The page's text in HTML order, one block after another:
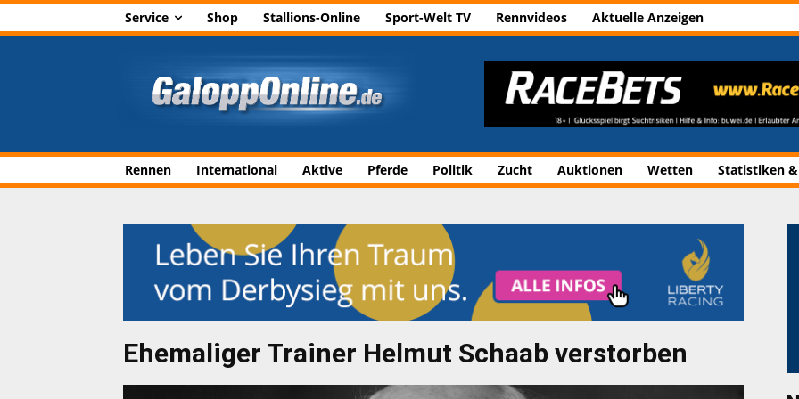
Service Shop Stallions-Online Sport-Welt TV Rennvideos Aktuelle Anzeigen
Rennen International Aktive Pferde Politik Zucht Auktionen Wetten Statistiken
Ehemaliger Trainer Helmut Schaab verstorben